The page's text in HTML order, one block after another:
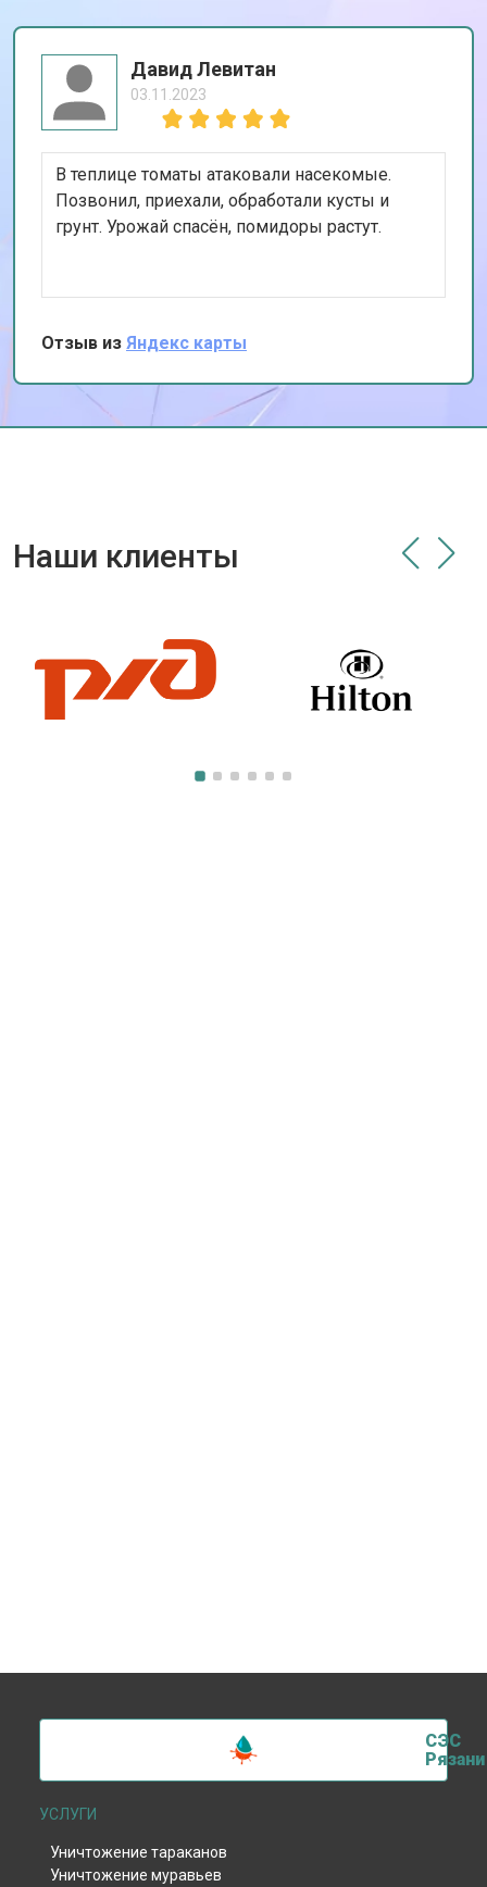
Давид Левитан
03.11.2023
В теплице томаты атаковали насекомые.
Позвонил, приехали, обработали кусты и
грунт. Урожай спасён, помидоры растут.
Отзыв из Яндекс карты
Наши клиенты
СЭС
Рязани
УСЛУГИ
Уничтожение тараканов
Уничтожение муравьев